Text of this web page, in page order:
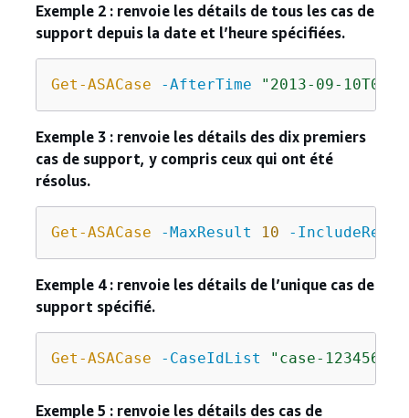
Exemple 2 : renvoie les détails de tous les cas de
support depuis la date et l’heure spécifiées.
Get-ASACase -AfterTime "2013-09-
Exemple 3 : renvoie les détails des dix premiers
cas de support, y compris ceux qui ont été
résolus.
Get-ASACase -MaxResult 10 -
Exemple 4 : renvoie les détails de l’unique cas de
support spécifié.
Get-ASACase -CaseIdList "case-
Exemple 5 : renvoie les détails des cas de